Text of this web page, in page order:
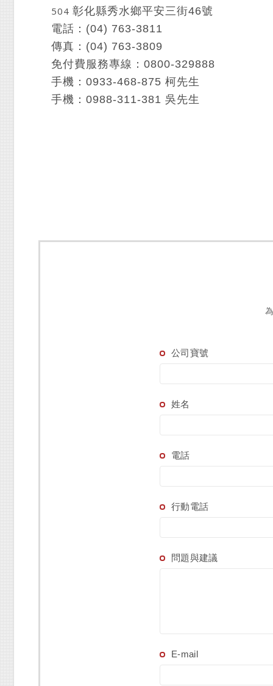
504 彰化縣秀水鄉平安三街46號
電話：(04) 763-3811
傳真：(04) 763-3809
免付費服務專線： 0800-329888
手機： 0933-468-875 柯先生
手機： 0988-311-381 吳先生
公司寶號
姓名
電話
行動電話
問題與建議
E-mail